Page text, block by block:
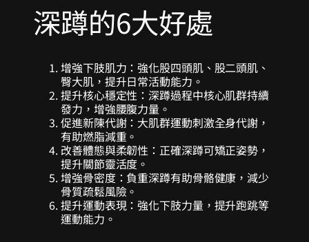
深蹲的6大好處
增強下肢肌力：強化股四頭肌、股二頭肌、
臀大肌，提升日常活動能力。
提升核心穩定性：深蹲過程中核心肌群持續
發力，增強腰腹力量。
促進新陳代謝：大肌群運動刺激全身代謝，
有助燃脂減重。
改善體態與柔韌性：正確深蹲可矯正姿勢，
提升關節靈活度。
增強骨密度：負重深蹲有助骨骼健康，減少
骨質疏鬆風險。
提升運動表現：強化下肢力量，提升跑跳等
運動能力。